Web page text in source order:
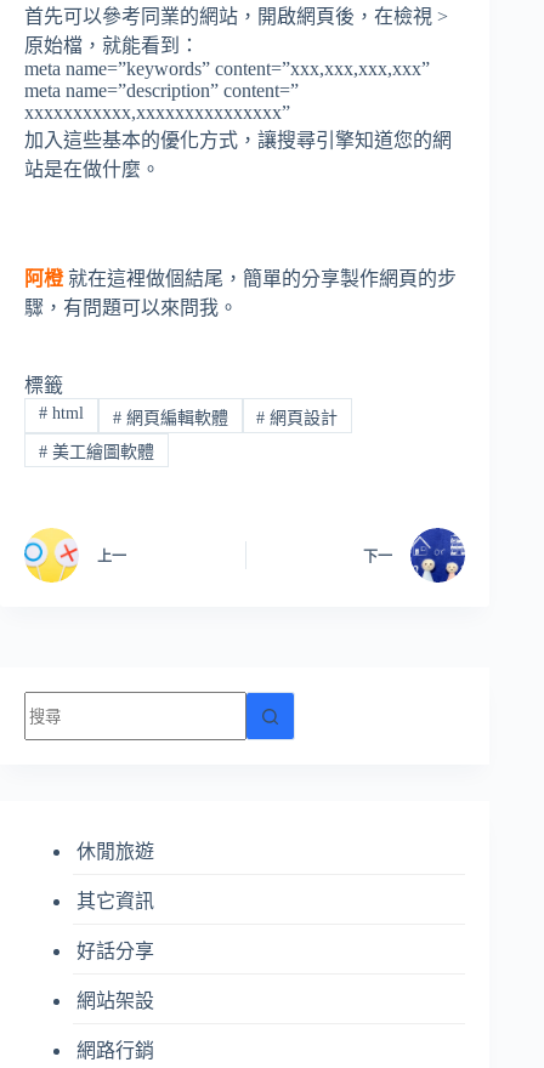
首先可以參考同業的網站，開啟網頁後，在檢視 >
原始檔，就能看到：
meta name=”keywords” content=”xxx,xxx,xxx,xxx”
meta name=”description” content=”
xxxxxxxxxxx,xxxxxxxxxxxxxxx”
加入這些基本的優化方式，讓搜尋引擎知道您的網
站是在做什麼。
阿橙就在這裡做個結尾，簡單的分享製作網頁的步
驟，有問題可以來問我。
標籤
#html #網頁編輯軟體 # 網頁設計
#美工繪圖軟體
上一 下一
找
不
休閒旅遊
其它資訊
好話分享
網站架設
網路行銷